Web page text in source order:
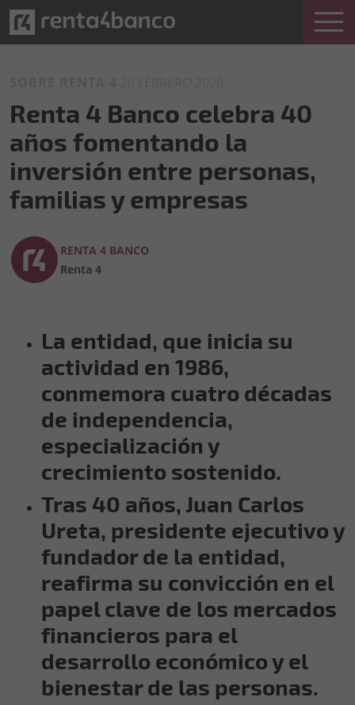
Renta 4 Banco celebra 40
años fomentando la
inversión entre personas,
familias y empresas
RENTA 4 BANCO
Renta 4
La entidad, que inicia su
actividad en 1986,
conmemora cuatro décadas
de independencia,
especialización y
crecimiento sostenido.
Tras 40 años, Juan Carlos
Ureta, presidente ejecutivo y
fundador de la entidad,
reafirma su convicción en el
papel clave de los mercados
financieros para el
desarrollo económico y el
bienestar de las personas.